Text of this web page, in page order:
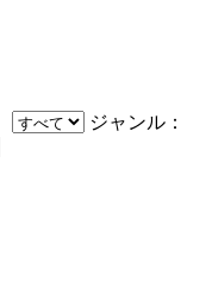
ジャンル：